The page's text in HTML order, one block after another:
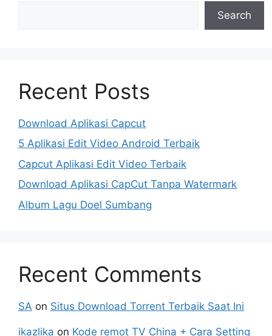
Search
Recent Posts
Download Aplikasi Capcut
5 Aplikasi Edit Video Android Terbaik
Capcut Aplikasi Edit Video Terbaik
Download Aplikasi CapCut Tanpa Watermark
Album Lagu Doel Sumbang
Recent Comments
SA on Situs Download Torrent Terbaik Saat Ini
ikazlika on Kode remot TV China + Cara Setting